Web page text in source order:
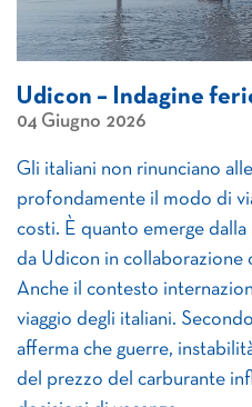
Udicon – Indagine
04 Giugno 2026
Gli italiani non rinunciano
profondamente il modo di
costi. È quanto emerge
da Udicon in collaborazione
Anche il contesto
viaggio degli italiani.
afferma che guerre,
del prezzo del carburante